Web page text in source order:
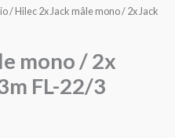
/ Hilec 2x Jack mâle mono / 2x Jack
mono / 2x
FL-22/3